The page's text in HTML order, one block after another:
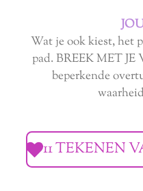
Wat je ook kiest, het
pad. BREEK MET JE
beperkende
11 TEKENEN